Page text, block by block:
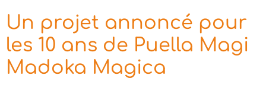
Un projet annoncé pour
les 10 ans de Puella Magi
Madoka Magica